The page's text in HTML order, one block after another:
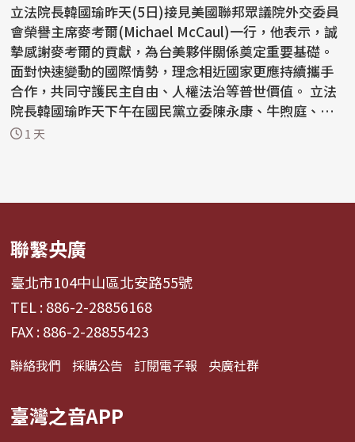
立法院長韓國瑜昨天(5日)接見美國聯邦眾議院外交委員
會榮譽主席麥考爾(Michael McCaul)一行，他表示，誠
摯感謝麥考爾的貢獻，為台美夥伴關係奠定重要基礎。
面對快速變動的國際情勢，理念相近國家更應持續攜手
合作，共同守護民主自由、人權法治等普世價值。 立法
院長韓國瑜昨天下午在國民黨立委陳永康、牛煦庭、徐
巧芯...
1 天
聯繫央廣
臺北市104中山區北安路55號
TEL : 886-2-28856168
FAX : 886-2-28855423
聯絡我們 採購公告 訂閱電子報 央廣社群
臺灣之音APP